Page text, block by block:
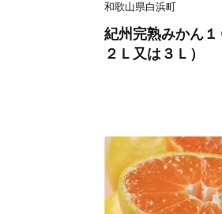
和歌山県白浜町
紀州完熟みかん１
２Ｌ又は３Ｌ）